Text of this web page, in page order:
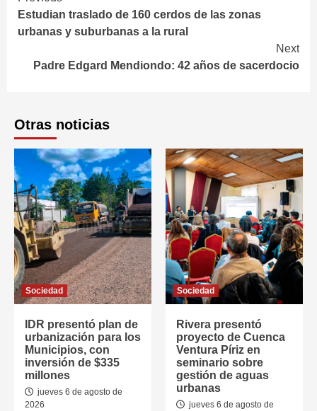
Reading
Estudian traslado de 160 cerdos de las zonas
urbanas y suburbanas a la rural
Next
Padre Edgard Mendiondo: 42 años de sacerdocio
Otras noticias
Sociedad
IDR presentó plan de
urbanización para los
Municipios, con
inversión de $335
millones
jueves 6 de agosto de
2026
Sociedad
Rivera presentó
proyecto de Cuenca
Ventura Píriz en
seminario sobre
gestión de aguas
urbanas
jueves 6 de agosto de